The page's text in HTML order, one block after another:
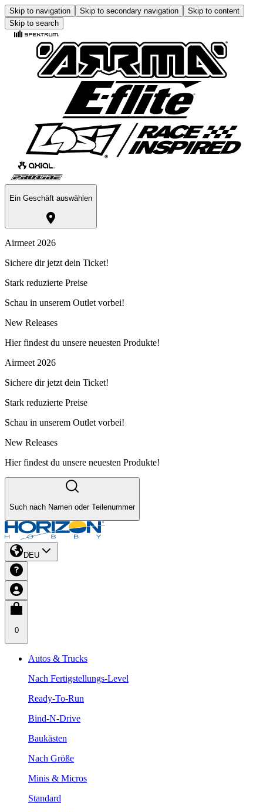
Skip to navigation Skip to secondary navigation
Skip to content
Skip to search
Ein Geschäft auswählen
Airmeet 2026
Sichere dir jetzt dein Ticket!
Stark reduzierte Preise
Schau in unserem Outlet vorbei!
New Releases
Hier findest du unsere neuesten Produkte!
Airmeet 2026
Sichere dir jetzt dein Ticket!
Stark reduzierte Preise
Schau in unserem Outlet vorbei!
New Releases
Hier findest du unsere neuesten Produkte!
Such nach Namen oder Teilenummer
DEU
0
Autos & Trucks
Nach Fertigstellungs-Level
Ready-To-Run
Bind-N-Drive
Baukästen
Nach Größe
Minis & Micros
Standard